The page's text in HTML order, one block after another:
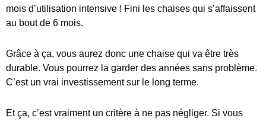
mois d’utilisation intensive ! Fini les chaises qui s’affaissent
au bout de 6 mois.
Grâce à ça, vous aurez donc une chaise qui va être très
durable. Vous pourrez la garder des années sans problème.
C’est un vrai investissement sur le long terme.
Et ça, c’est vraiment un critère à ne pas négliger. Si vous